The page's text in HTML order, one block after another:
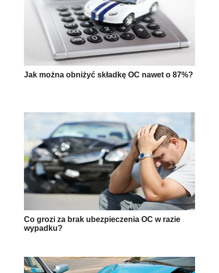
Jak można obniżyć składkę OC nawet o 87%?
Co grozi za brak ubezpieczenia OC w razie
wypadku?